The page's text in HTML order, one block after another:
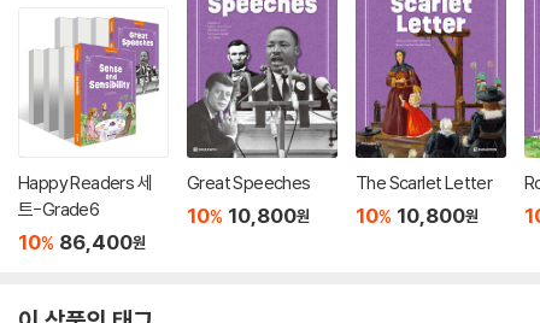
Happy Readers 세
트-Grade6
10% 86,400원
Great Speeches
10% 10,800원
The Scarlet Letter
10% 10,800원